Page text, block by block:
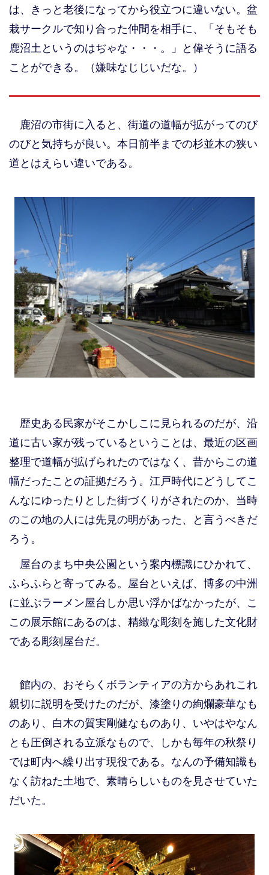
は、きっと老後になってから役立つに違いない。盆
栽サークルで知り合った仲間を相手に、「そもそも
鹿沼土というのはぢゃな・・・。」と偉そうに語る
ことができる。（嫌味なじじいだな。）
鹿沼の市街に入ると、街道の道幅が拡がってのび
のびと気持ちが良い。本日前半までの杉並木の狭い
道とはえらい違いである。
歴史ある民家がそこかしこに見られるのだが、沿
道に古い家が残っているということは、最近の区画
整理で道幅が拡げられたのではなく、昔からこの道
幅だったことの証拠だろう。江戸時代にどうしてこ
んなにゆったりとした街づくりがされたのか、当時
のこの地の人には先見の明があった、と言うべきだ
ろう。
屋台のまち中央公園という案内標識にひかれて、
ふらふらと寄ってみる。屋台といえば、博多の中洲
に並ぶラーメン屋台しか思い浮かばなかったが、こ
この展示館にあるのは、精緻な彫刻を施した文化財
である彫刻屋台だ。
館内の、おそらくボランティアの方からあれこれ
親切に説明を受けたのだが、漆塗りの絢爛豪華なも
のあり、白木の質実剛健なものあり、いやはやなん
とも圧倒される立派なもので、しかも毎年の秋祭り
では町内へ繰り出す現役である。なんの予備知識も
なく訪ねた土地で、素晴らしいものを見させていた
だいた。